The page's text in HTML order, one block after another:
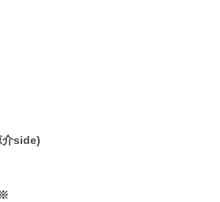
介side)